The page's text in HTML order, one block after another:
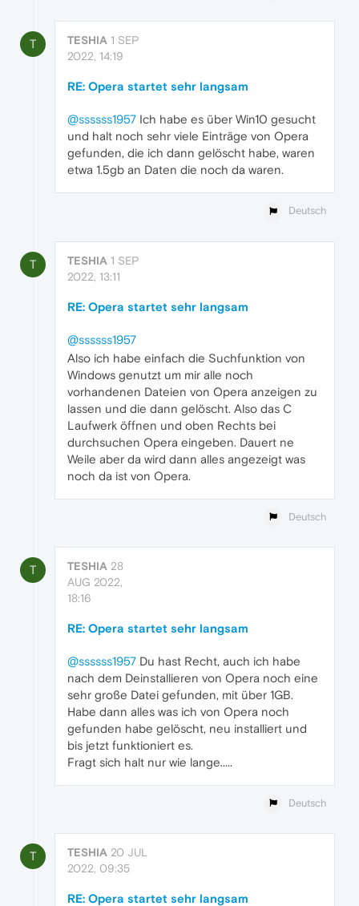
T TESHIA 1 SEP
2022, 14:19
RE: Opera startet sehr langsam
@ssssss1957 Ich habe es über Win10 gesucht
und halt noch sehr viele Einträge von Opera
gefunden, die ich dann gelöscht habe, waren
etwa 1.5gb an Daten die noch da waren.
Deutsch
T TESHIA 1 SEP
2022, 13:11
RE: Opera startet sehr langsam
@ssssss1957
Also ich habe einfach die Suchfunktion von
Windows genutzt um mir alle noch
vorhandenen Dateien von Opera anzeigen zu
lassen und die dann gelöscht. Also das C
Laufwerk öffnen und oben Rechts bei
durchsuchen Opera eingeben. Dauert ne
Weile aber da wird dann alles angezeigt was
noch da ist von Opera.
Deutsch
T TESHIA 28
AUG 2022,
18:16
RE: Opera startet sehr langsam
@ssssss1957 Du hast Recht, auch ich habe
nach dem Deinstallieren von Opera noch eine
sehr große Datei gefunden, mit über 1GB.
Habe dann alles was ich von Opera noch
gefunden habe gelöscht, neu installiert und
bis jetzt funktioniert es.
Fragt sich halt nur wie lange.....
Deutsch
T TESHIA 20 JUL
2022, 09:35
RE: Opera startet sehr langsam